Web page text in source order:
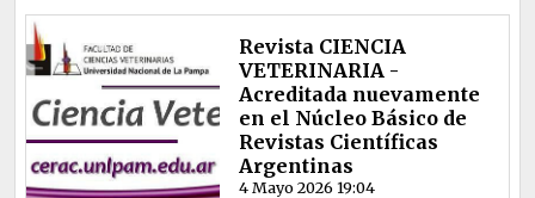
Revista CIENCIA
VETERINARIA -
Acreditada nuevamente
en el Núcleo Básico de
Revistas Científicas
Argentinas
4 Mayo 2026 19:04